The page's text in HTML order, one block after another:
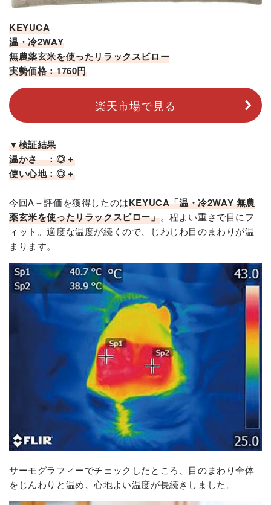
KEYUCA
温・冷2WAY
無農薬玄米を使ったリラックスピロー
実勢価格：1760円
楽天市場で見る
▼検証結果
温かさ ：◎＋
使い心地：◎＋
今回A＋評価を獲得したのはKEYUCA「温・冷2WAY 無農
薬玄米を使ったリラックスピロー」。程よい重さで目にフ
ィット。適度な温度が続くので、じわじわ目のまわりが温
まります。
サーモグラフィーでチェックしたところ、目のまわり全体
をじんわりと温め、心地よい温度が長続きしました。